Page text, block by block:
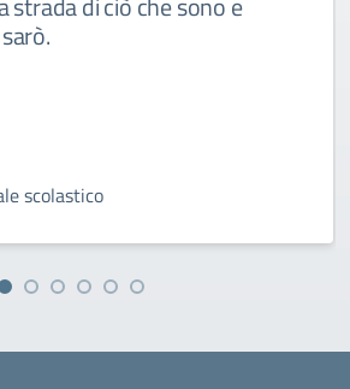
scolastico